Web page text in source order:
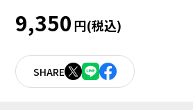
9,350円(税込)
SHARE